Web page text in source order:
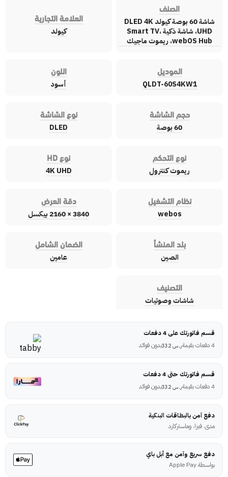
الصنف
شاشة 60 بوصة كيولد DLED 4K
UHD، شاشة ذكية Smart TV،
webOS Hub، ريموت ماجيك
العلامة التجارية
كيولد
الموديل
QLDT-60S4KW1
اللون
أسود
حجم الشاشة
60 بوصة
نوع الشاشة
DLED
نوع التحكم
ريموت كنترول
نوع HD
4K UHD
نظام التشغيل
webos
دقة العرض
3840 × 2160 بيكسل
بلد المنشأ
الصين
الضمان الشامل
عامين
التصنيف
شاشات وصوتيات
قسم فاتورتك على 4 دفعات
4 دفعات بقيمة
ر.س بدون فوائد
قسم فاتورتك حتى 4 دفعات
4 دفعات بقيمة
ر.س بدون فوائد
دفع آمن بالبطاقات البنكية
مدى، فيزا، وماستركارد
دفع سريع وآمن مع أبل باي
بواسطة Apple Pay